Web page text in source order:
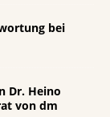
bei
Dr. Heino
von dm